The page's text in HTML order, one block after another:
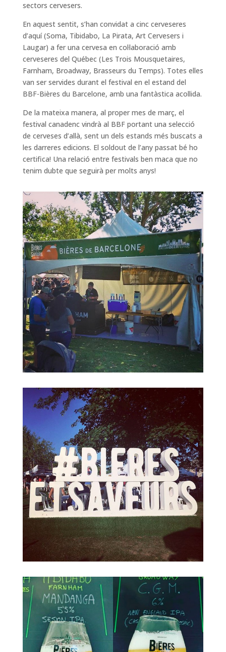
sectors cervesers.
En aquest sentit, s’han convidat a cinc cerveseres
d’aquí (Soma, Tibidabo, La Pirata, Art Cervesers i
Laugar) a fer una cervesa en col·laboració amb
cerveseres del Québec (Les Trois Mousquetaires,
Farnham, Broadway, Brasseurs du Temps). Totes elles
van ser servides durant el festival en el estand del
BBF-Bières du Barcelone, amb una fantàstica acollida.
De la mateixa manera, al proper mes de març, el
festival canadenc vindrà al BBF portant una selecció
de cerveses d’allà, sent un dels estands més buscats a
les darreres edicions. El soldout de l’any passat bé ho
certifica! Una relació entre festivals ben maca que no
tenim dubte que seguirà per molts anys!